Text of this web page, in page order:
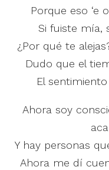
Porque eso ‘e
Si fuiste mía,
¿Por qué te
Dudo que el
El
Ahora soy
Y hay personas
Ahora me dí